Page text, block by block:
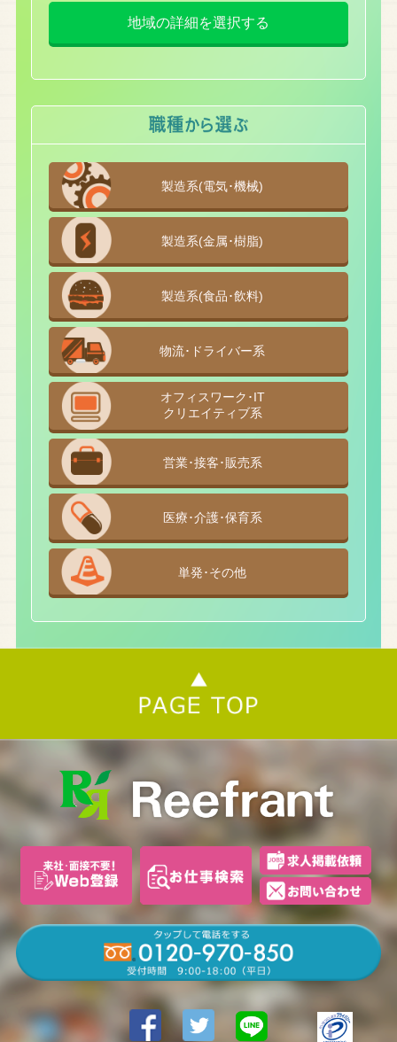
地域の詳細を選択する
製造系(電気･機械)
製造系(金属･樹脂)
製造系(食品･飲料)
物流･ドライバー系
オフィスワーク･IT
クリエイティブ系
営業･接客･販売系
医療･介護･保育系
単発･その他